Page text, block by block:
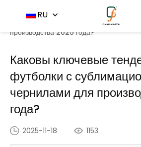
RU
Главная - Центр новостей
тенденции футболки с
производства 2025 года?
Каковы ключевые
футболки с
чернилами для
года?
2025-11-18 1153